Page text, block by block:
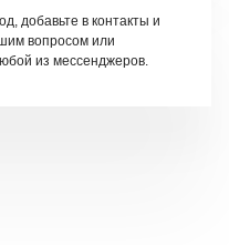
добавьте в контакты и
вопросом или
из мессенджеров.